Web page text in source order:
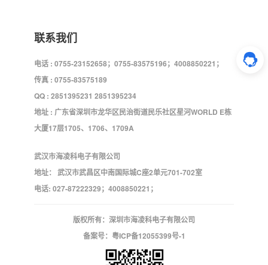
联系我们
电话 : 0755-23152658；0755-83575196；4008850221；
传真 : 0755-83575189
QQ : 2851395231 2851395234
地址 : 广东省深圳市龙华区民治街道民乐社区星河WORLD E栋
大厦17层1705、1706、1709A
武汉市海凌科电子有限公司
地址： 武汉市武昌区中南国际城C座2单元701-702室
电话: 027-87222329；4008850221；
版权所有：深圳市海凌科电子有限公司
备案号： 粤ICP备12055399号-1